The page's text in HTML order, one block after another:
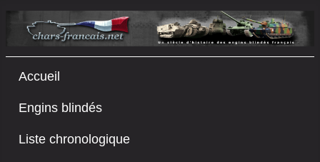
Accueil
Engins blindés
Liste chronologique